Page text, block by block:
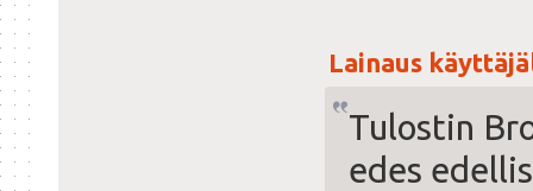
Lainaus
Tulostin
edes